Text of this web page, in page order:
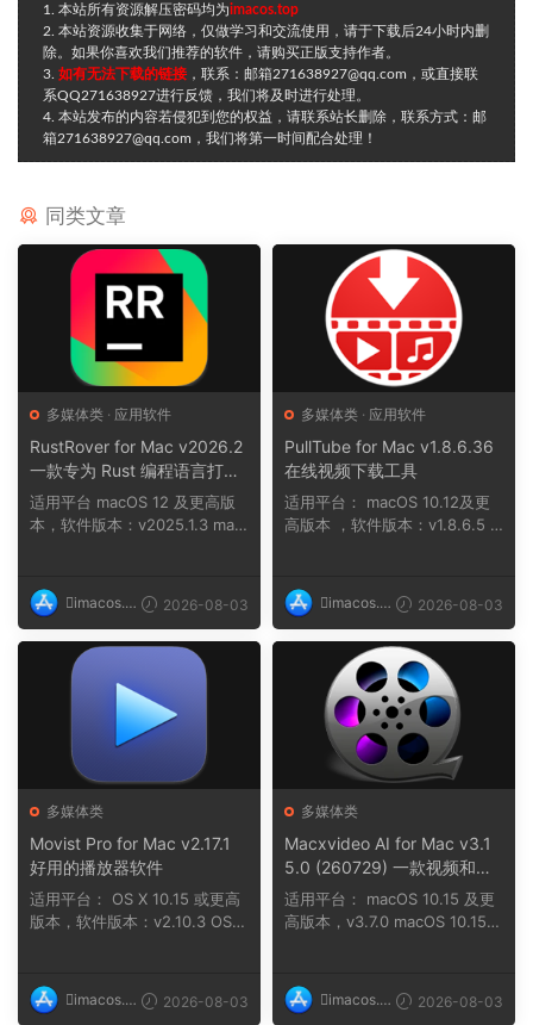
1. 本站所有资源解压密码均为imacos.top
2. 本站资源收集于网络，仅做学习和交流使用，请于下载后24小时内删
除。如果你喜欢我们推荐的软件，请购买正版支持作者。
3. 如有无法下载的链接 ，联系：邮箱271638927@qq.com，或直接联
系QQ271638927进行反馈，我们将及时进行处理。
4. 本站发布的内容若侵犯到您的权益，请联系站长删除，联系方式：邮
箱271638927@qq.com，我们将第一时间配合处理！
同类文章
多媒体类 · 应用软件
RustRover for Mac v2026.2
一款专为 Rust 编程语言打造
的集成开发环境 (IDE)
适用平台 macOS 12 及更高版
本，软件版本：v2025.1.3 mac
imacos.t
op
2026-08-03
多媒体类 · 应用软件
PullTube for Mac v1.8.6.36
在线视频下载工具
适用平台： macOS 10.12及更
高版本 ，软件版本：v1.8.6.5 m
imacos.t
op
2026-08-03
多媒体类
Movist Pro for Mac v2.17.1
好用的播放器软件
适用平台： OS X 10.15 或更高
版本，软件版本：v2.10.3 OS
imacos.t
2026-08-03
多媒体类
Macxvideo AI for Mac v3.1
5.0 (260729) 一款视频和图
像增强工具
适用平台： macOS 10.15 及更
高版本，v3.7.0 macOS 10.15
imacos.t
2026-08-03